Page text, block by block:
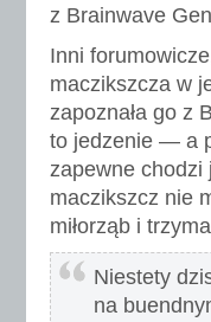
z Brainwave
Inni
maczikszcza w
zapoznała go z
to jedzenie — a
zapewne chodzi
maczikszcz nie
miłorząb i
Niestety
na